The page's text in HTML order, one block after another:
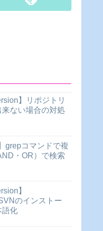
】リポジトリ
来ない場合の対処
grepコマンドで複
・OR）で検索
】
のインストー
語化